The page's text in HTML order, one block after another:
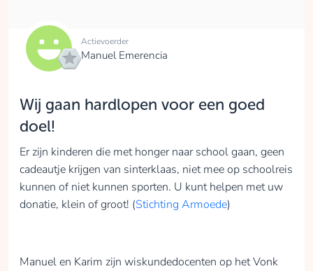
Actievoerder
Manuel Emerencia
Wij gaan hardlopen voor een goed
doel!
Er zijn kinderen die met honger naar school gaan, geen
cadeautje krijgen van sinterklaas, niet mee op schoolreis
kunnen of niet kunnen sporten. U kunt helpen met uw
donatie, klein of groot! (Stichting Armoede)
Manuel en Karim zijn wiskundedocenten op het Vonk